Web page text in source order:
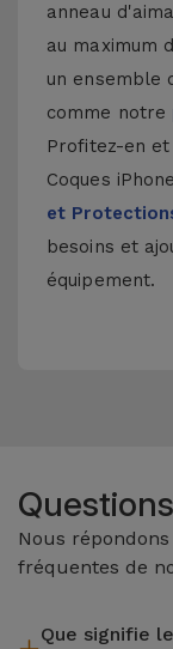
anneau
au maximum
un ensemble
comme notre
Profitez-en
Coques iPhone
et
besoins et
équipement.
Nous
fréquentes de
Que signifie